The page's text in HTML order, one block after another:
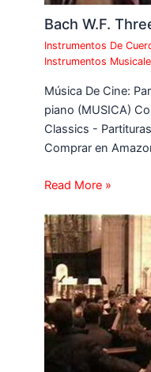
Bach W.F.
Instrumentos De
Instrumentos
Música De Cine:
piano (MUSICA)
Classics -
Comprar en
Read More »